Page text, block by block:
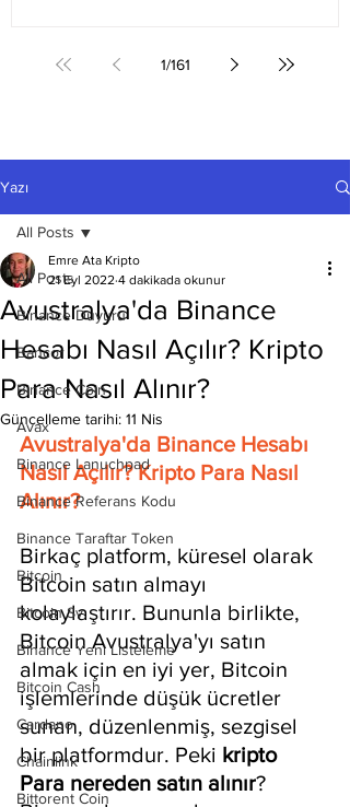
1/161
Yazı
All Posts
Binance Duyuru
Bancor
Binance Coin
Avax
Binance Lanuchpad
Binance Referans Kodu
Binance Taraftar Token
Bitcoin
Bitcoin Sv
Binance Yeni Listeleme
Bitcoin Cash
Cardano
Chainlink
Bittorent Coin
All Posts
Avustralya'da Binance
Hesabı Nasıl Açılır? Kripto
Para Nasıl Alınır?
Emre Ata Kripto
21 Eyl 2022 4 dakikada okunur
Güncelleme tarihi: 11 Nis
Avustralya'da Binance Hesabı
Nasıl Açılır? Kripto Para Nasıl
Alınır?
Birkaç platform, küresel olarak
Bitcoin satın almayı
kolaylaştırır. Bununla birlikte,
Bitcoin Avustralya'yı satın
almak için en iyi yer, Bitcoin
işlemlerinde düşük ücretler
sunan, düzenlenmiş, sezgisel
bir platformdur. Peki kripto
Para nereden satın alınır?